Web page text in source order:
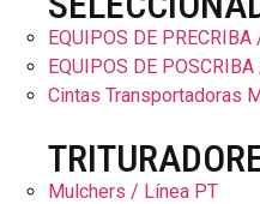
EQUIPOS DE
EQUIPOS DE
Cintas Transportadoras
Mulchers / Línea PT